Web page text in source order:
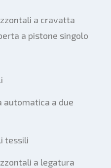
a cravatta
a pistone singolo
automatica a due
tessili
a legatura